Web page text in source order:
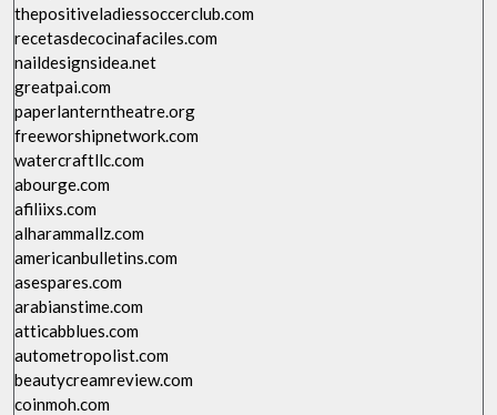
thepositiveladiessoccerclub.com
recetasdecocinafaciles.com
naildesignsidea.net
greatpai.com
paperlanterntheatre.org
freeworshipnetwork.com
watercraftllc.com
abourge.com
afiliixs.com
alharammallz.com
americanbulletins.com
asespares.com
arabianstime.com
atticabblues.com
autometropolist.com
beautycreamreview.com
coinmoh.com